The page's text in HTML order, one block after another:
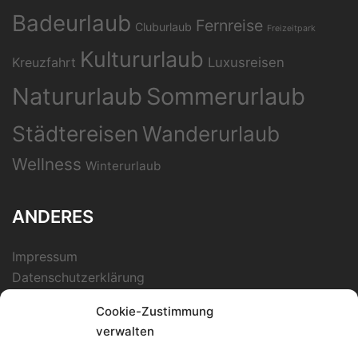
Cookie-Zustimmung
verwalten
Badeurlaub Cluburlaub Fernreise Freizeitpark
Kreuzfahrt Kultururlaub Luxusreisen
Natururlaub Sommerurlaub
Städtereisen Wanderurlaub
Wellness Winterurlaub
ANDERES
Impressum
Datenschutzerklärung